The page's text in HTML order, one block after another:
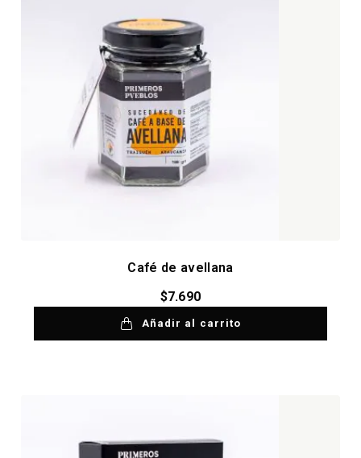
Café de avellana
$7.690
Añadir al carrito